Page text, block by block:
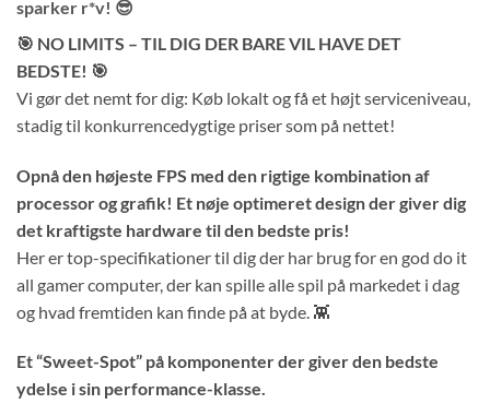
sparker r*v! 😎
🎯 NO LIMITS – TIL DIG DER BARE VIL HAVE DET
BEDSTE! 🎯
Vi gør det nemt for dig: Køb lokalt og få et højt serviceniveau,
stadig til konkurrencedygtige priser som på nettet!
Opnå den højeste FPS med den rigtige kombination af
processor og grafik! Et nøje optimeret design der giver dig
det kraftigste hardware til den bedste pris!
Her er top-specifikationer til dig der har brug for en god do it
all gamer computer, der kan spille alle spil på markedet i dag
og hvad fremtiden kan finde på at byde. 👾
Et “Sweet-Spot” på komponenter der giver den bedste
ydelse i sin performance-klasse.